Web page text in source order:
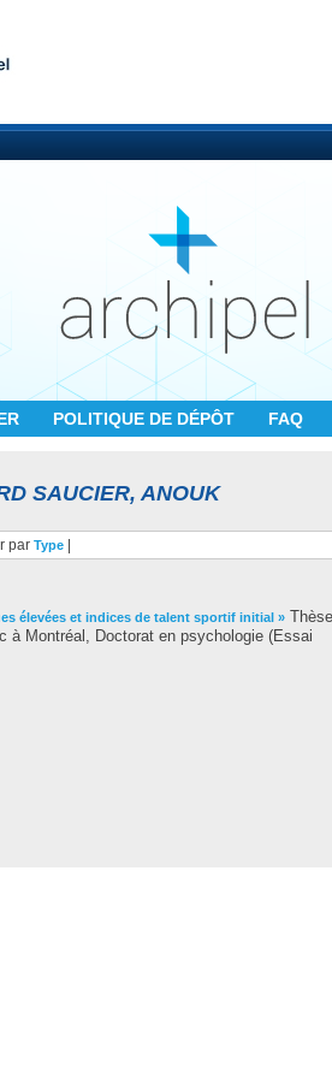
POLITIQUE DE DÉPÔT FAQ
SAUCIER, ANOUK
par Type
élevées et indices de talent sportif initial »
à Montréal, Doctorat en psychologie (Essai